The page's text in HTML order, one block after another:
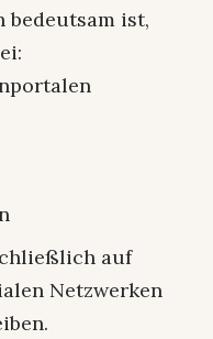
bedeutsam ist,
auf
Netzwerken